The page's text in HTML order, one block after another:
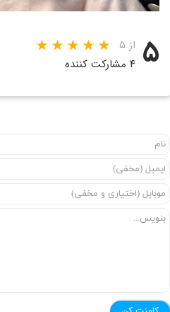
۵ از ۵
۴ مشارکت کننده